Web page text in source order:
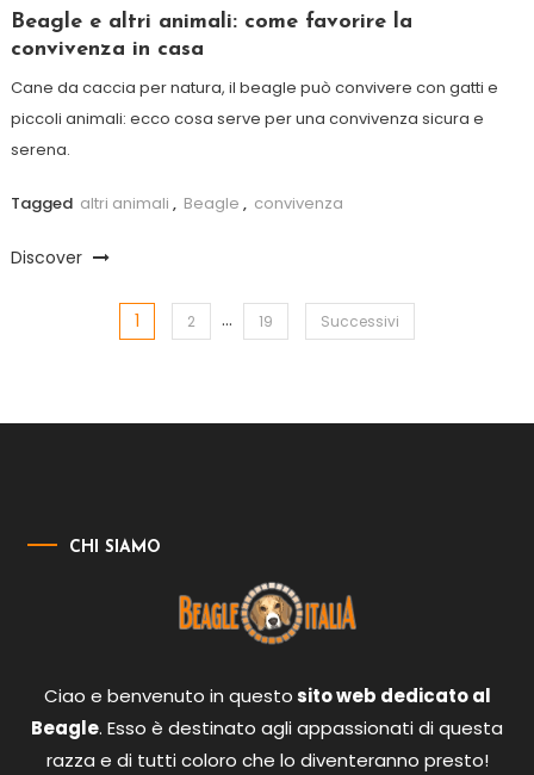
Beagle e altri animali: come favorire la
convivenza in casa
Cane da caccia per natura, il beagle può convivere con gatti e
piccoli animali: ecco cosa serve per una convivenza sicura e
serena.
Tagged altri animali , Beagle , convivenza
Discover
Paginazione
articoli
1 2 … 19 Successivi
CHI SIAMO
Ciao e benvenuto in questosito web dedicato al
Beagle. Esso è destinato agli appassionati di questa
razza e di tutti coloro che lo diventeranno presto!